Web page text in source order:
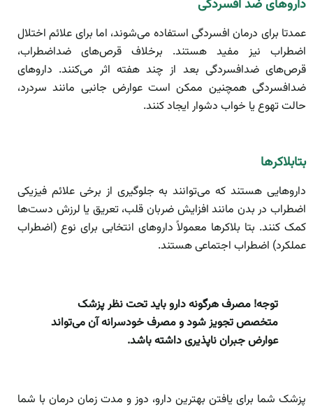
داروهای ضد افسردگی
عمدتا برای درمان افسردگی استفاده می‌شوند، اما برای علائم اختلال
اضطراب نیز مفید هستند. برخلاف قرص‌های ضداضطراب،
قرص‌های ضدافسردگی بعد از چند هفته اثر می‌کنند. داروهای
ضدافسردگی همچنین ممکن است عوارض جانبی مانند سردرد،
حالت تهوع یا خواب دشوار ایجاد کنند.
بتابلاکرها
داروهایی هستند که می‌توانند به جلوگیری از برخی علائم فیزیکی
اضطراب در بدن مانند افزایش ضربان قلب، تعریق یا لرزش دست‌ها
کمک کنند. بتا بلاکرها معمولاً داروهای انتخابی برای نوع (اضطراب
عملکرد) اضطراب اجتماعی هستند.
توجه! مصرف هرگونه دارو باید تحت نظر پزشک
متخصص تجویز شود و مصرف خودسرانه آن می‌تواند
عوارض جبران ‌ناپذیری داشته باشد.
پزشک شما برای یافتن بهترین دارو، دوز و مدت زمان درمان با شما